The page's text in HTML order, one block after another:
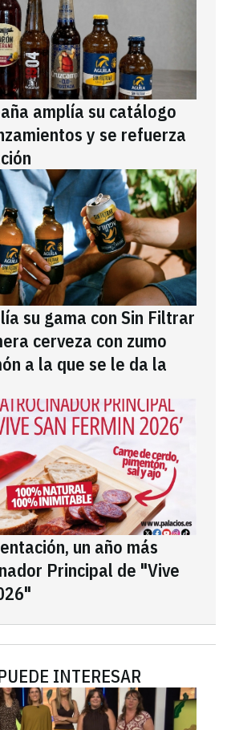
amplía su catálogo
y se refuerza
su gama con Sin Filtrar
cerveza con zumo
a la que se le da la
un año más
Principal de "Vive
INTERESAR